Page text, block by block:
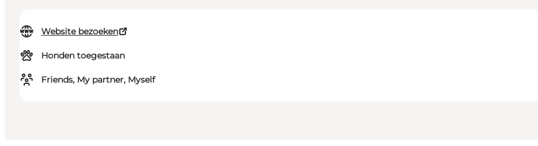
Website bezoeken
Honden toegestaan
Friends, My partner, Myself